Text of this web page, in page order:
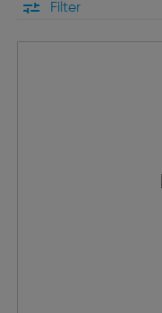
Filter